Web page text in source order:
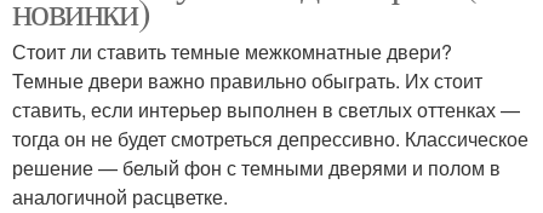
новинки)
Стоит ли ставить темные межкомнатные двери?
Темные двери важно правильно обыграть. Их стоит
ставить, если интерьер выполнен в светлых оттенках —
тогда он не будет смотреться депрессивно. Классическое
решение — белый фон с темными дверями и полом в
аналогичной расцветке.